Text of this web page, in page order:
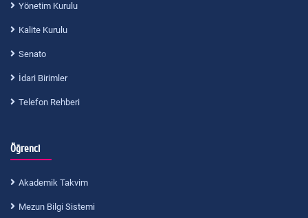
Yönetim Kurulu
Kalite Kurulu
Senato
İdari Birimler
Telefon Rehberi
Öğrenci
Akademik Takvim
Mezun Bilgi Sistemi